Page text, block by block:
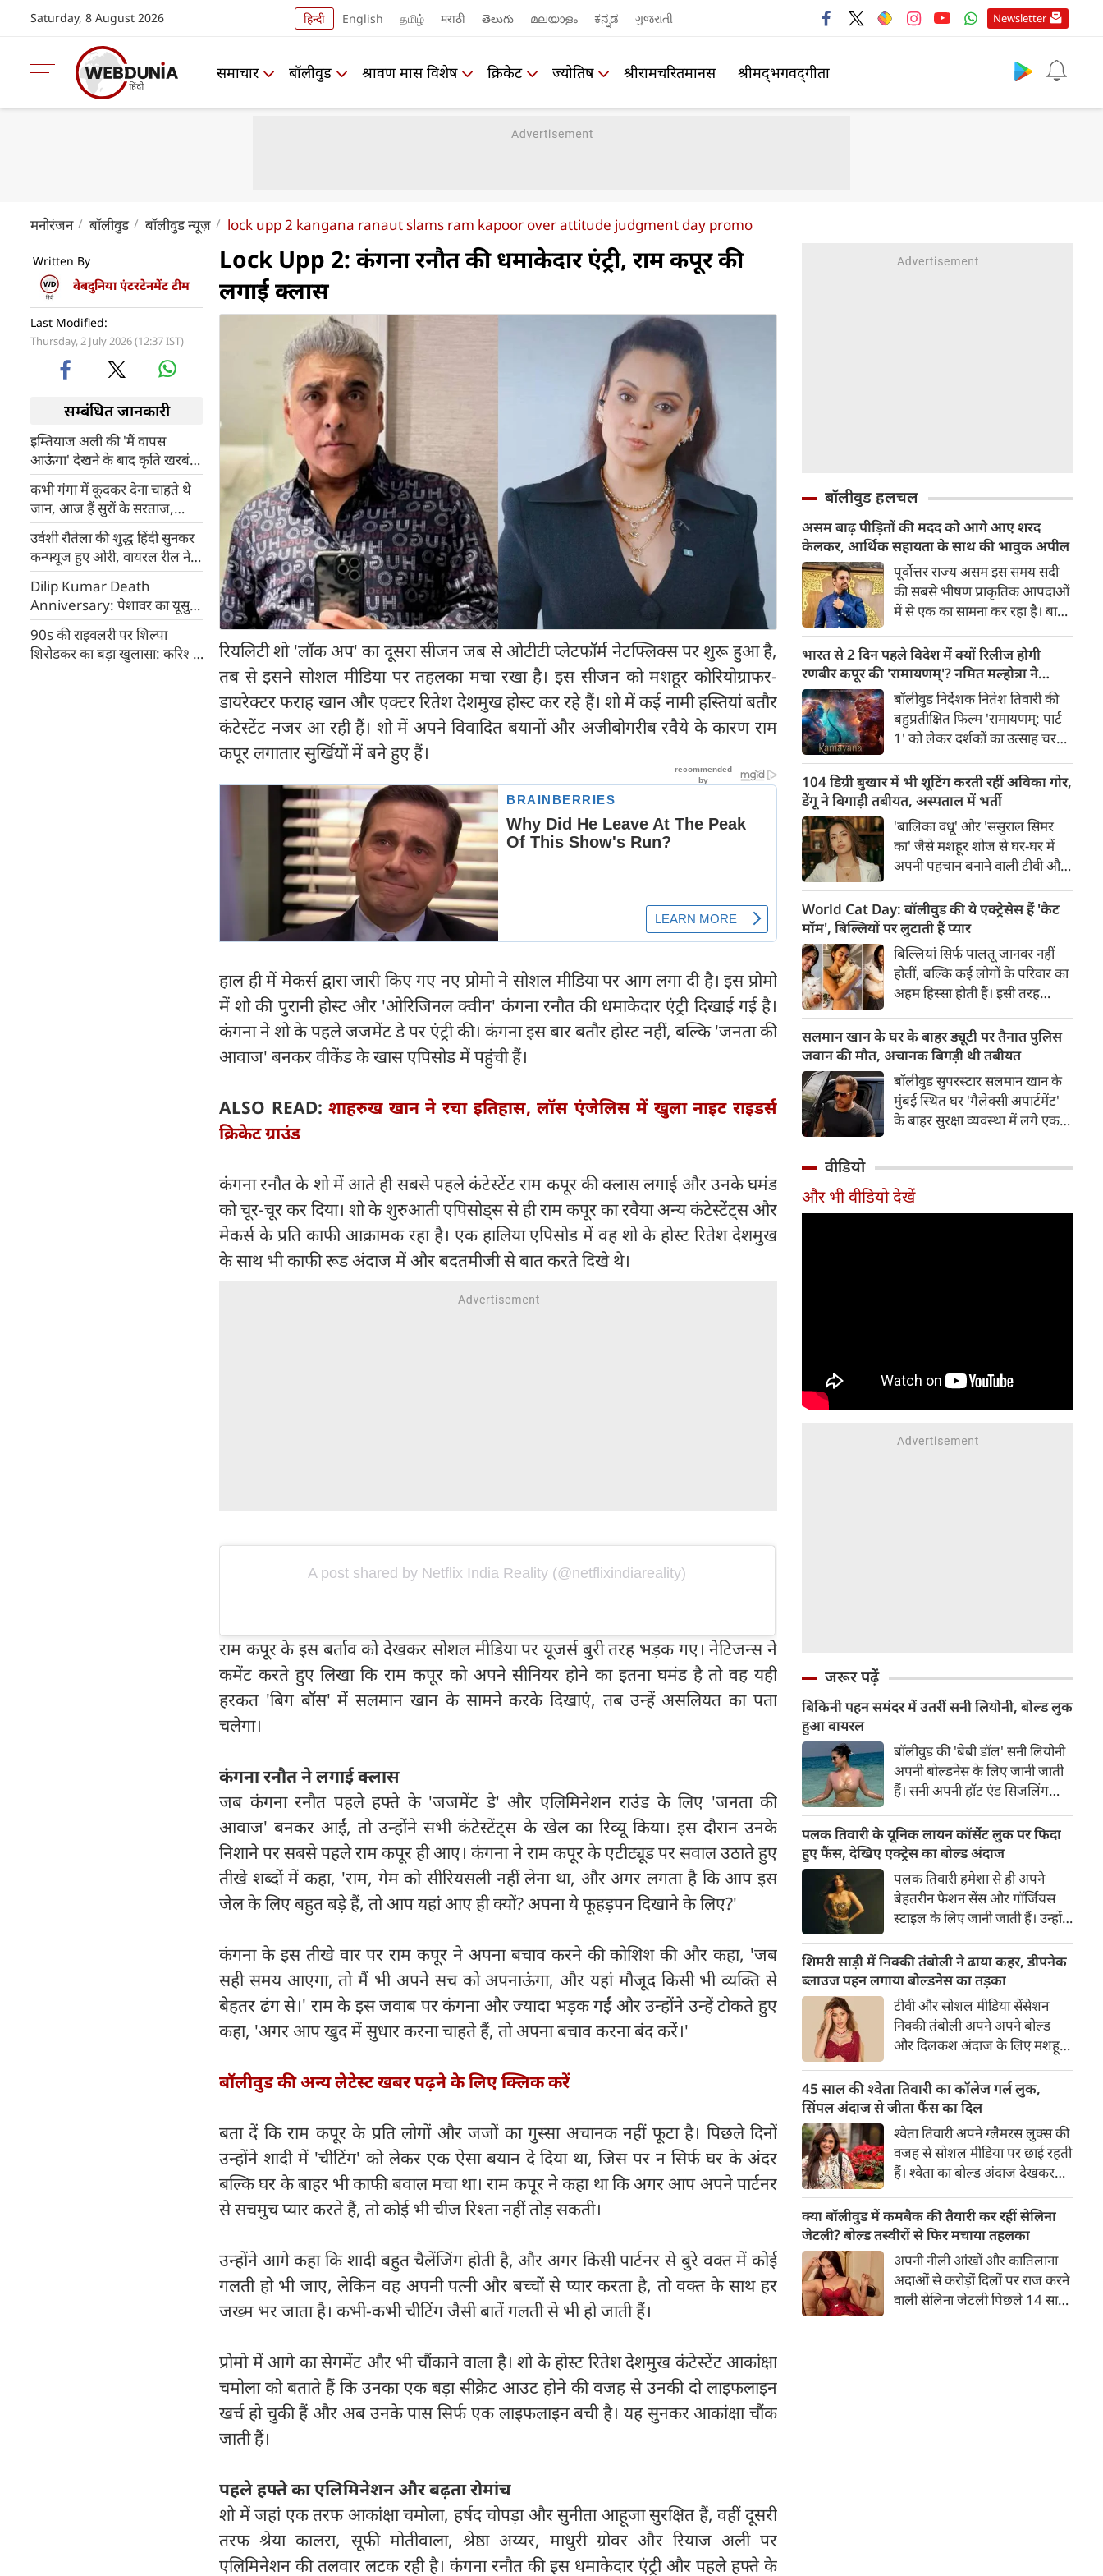
Saturday, 8 August 2026 हिन्दी English தமிழ் मराठी తెలుగు മലയാളം ಕನ್ನಡ ગુજરાતી Newsletter
समाचार बॉलीवुड श्रावण मास विशेष क्रिकेट ज्योतिष श्रीरामचरितमानस श्रीमद्‍भगवद्‍गीता
मनोरंजन बॉलीवुड बॉलीवुड न्यूज़ lock upp 2 kangana ranaut slams ram kapoor over attitude judgment day promo
Written By
वेबदुनिया एंटरटेनमेंट टीम
Last Modified:
Thursday, 2 July 2026 (12:37 IST)
सम्बंधित जानकारी
इम्तियाज अली की 'मैं वापस
आऊंगा' देखने के बाद कृति खरबंदा
ने लिखा भावुक नोट, कहा - घर की
याद मिल गई
कभी गंगा में कूदकर देना चाहते थे
जान, आज हैं सुरों के सरताज,
कैलाश खेर के संघर्ष की अनसुनी
दास्तां
उर्वशी रौतेला की शुद्ध हिंदी सुनकर
कन्फ्यूज हुए ओरी, वायरल रील ने
जीता फैंस का दिल
Dilip Kumar Death
Anniversary: पेशावर का यूसुफ
खान कैसे बना बॉलीवुड का 'ट्रेजेडी
किंग'?
90s की राइवलरी पर शिल्पा
शिरोडकर का बड़ा खुलासा: करिश्मा
Lock Upp 2: कंगना रनौत की धमाकेदार एंट्री, राम कपूर की
लगाई क्लास
रियलिटी शो 'लॉक अप' का दूसरा सीजन जब से ओटीटी प्लेटफॉर्म नेटफ्लिक्स पर शुरू हुआ है,
तब से इसने सोशल मीडिया पर तहलका मचा रखा है। इस सीजन को मशहूर कोरियोग्राफर-
डायरेक्टर फराह खान और एक्टर रितेश देशमुख होस्ट कर रहे हैं। शो में कई नामी हस्तियां बतौर
कंटेस्टेंट नजर आ रही हैं। शो में अपने विवादित बयानों और अजीबोगरीब रवैये के कारण राम
कपूर लगातार सुर्खियों में बने हुए हैं।
हाल ही में मेकर्स द्वारा जारी किए गए नए प्रोमो ने सोशल मीडिया पर आग लगा दी है। इस प्रोमो
में शो की पुरानी होस्ट और 'ओरिजिनल क्वीन' कंगना रनौत की धमाकेदार एंट्री दिखाई गई है।
कंगना ने शो के पहले जजमेंट डे पर एंट्री की। कंगना इस बार बतौर होस्ट नहीं, बल्कि 'जनता की
आवाज' बनकर वीकेंड के खास एपिसोड में पहुंची हैं।
ALSO READ:शाहरुख खान ने रचा इतिहास, लॉस एंजेलिस में खुला नाइट राइडर्स
क्रिकेट ग्राउंड
कंगना रनौत के शो में आते ही सबसे पहले कंटेस्टेंट राम कपूर की क्लास लगाई और उनके घमंड
को चूर-चूर कर दिया। शो के शुरुआती एपिसोड्स से ही राम कपूर का रवैया अन्य कंटेस्टेंट्स और
मेकर्स के प्रति काफी आक्रामक रहा है। एक हालिया एपिसोड में वह शो के होस्ट रितेश देशमुख
के साथ भी काफी रूड अंदाज में और बदतमीजी से बात करते दिखे थे।
A post shared by Netflix India Reality (@netflixindiareality)
राम कपूर के इस बर्ताव को देखकर सोशल मीडिया पर यूजर्स बुरी तरह भड़क गए। नेटिजन्स ने
कमेंट करते हुए लिखा कि राम कपूर को अपने सीनियर होने का इतना घमंड है तो वह यही
हरकत 'बिग बॉस' में सलमान खान के सामने करके दिखाएं, तब उन्हें असलियत का पता
चलेगा।
कंगना रनौत ने लगाई क्लास
जब कंगना रनौत पहले हफ्ते के 'जजमेंट डे' और एलिमिनेशन राउंड के लिए 'जनता की
आवाज' बनकर आईं, तो उन्होंने सभी कंटेस्टेंट्स के खेल का रिव्यू किया। इस दौरान उनके
निशाने पर सबसे पहले राम कपूर ही आए। कंगना ने राम कपूर के एटीट्यूड पर सवाल उठाते हुए
तीखे शब्दों में कहा, 'राम, गेम को सीरियसली नहीं लेना था, और अगर लगता है कि आप इस
जेल के लिए बहुत बड़े हैं, तो आप यहां आए ही क्यों? अपना ये फूहड़पन दिखाने के लिए?'
कंगना के इस तीखे वार पर राम कपूर ने अपना बचाव करने की कोशिश की और कहा, 'जब
सही समय आएगा, तो मैं भी अपने सच को अपनाऊंगा, और यहां मौजूद किसी भी व्यक्ति से
बेहतर ढंग से।' राम के इस जवाब पर कंगना और ज्यादा भड़क गईं और उन्होंने उन्हें टोकते हुए
कहा, 'अगर आप खुद में सुधार करना चाहते हैं, तो अपना बचाव करना बंद करें।'
बॉलीवुड की अन्य लेटेस्ट खबर पढ़ने के लिए क्लिक करें
बता दें कि राम कपूर के प्रति लोगों और जजों का गुस्सा अचानक नहीं फूटा है। पिछले दिनों
उन्होंने शादी में 'चीटिंग' को लेकर एक ऐसा बयान दे दिया था, जिस पर न सिर्फ घर के अंदर
बल्कि घर के बाहर भी काफी बवाल मचा था। राम कपूर ने कहा था कि अगर आप अपने पार्टनर
से सचमुच प्यार करते हैं, तो कोई भी चीज रिश्ता नहीं तोड़ सकती।
उन्होंने आगे कहा कि शादी बहुत चैलेंजिंग होती है, और अगर किसी पार्टनर से बुरे वक्त में कोई
गलती हो भी जाए, लेकिन वह अपनी पत्नी और बच्चों से प्यार करता है, तो वक्त के साथ हर
जख्म भर जाता है। कभी-कभी चीटिंग जैसी बातें गलती से भी हो जाती हैं।
प्रोमो में आगे का सेगमेंट और भी चौंकाने वाला है। शो के होस्ट रितेश देशमुख कंटेस्टेंट आकांक्षा
चमोला को बताते हैं कि उनका एक बड़ा सीक्रेट आउट होने की वजह से उनकी दो लाइफलाइन
खर्च हो चुकी हैं और अब उनके पास सिर्फ एक लाइफलाइन बची है। यह सुनकर आकांक्षा चौंक
जाती हैं।
पहले हफ्ते का एलिमिनेशन और बढ़ता रोमांच
शो में जहां एक तरफ आकांक्षा चमोला, हर्षद चोपड़ा और सुनीता आहूजा सुरक्षित हैं, वहीं दूसरी
तरफ श्रेया कालरा, सूफी मोतीवाला, श्रेष्ठा अय्यर, माधुरी ग्रोवर और रियाज अली पर
एलिमिनेशन की तलवार लटक रही है। कंगना रनौत की इस धमाकेदार एंट्री और पहले हफ्ते के
बॉलीवुड हलचल
असम बाढ़ पीड़ितों की मदद को आगे आए शरद
केलकर, आर्थिक सहायता के साथ की भावुक अपील
पूर्वोत्तर राज्य असम इस समय सदी
की सबसे भीषण प्राकृतिक आपदाओं
में से एक का सामना कर रहा है। बाढ़
को अस्त-व्यस्त कर दिया है। जहां
एक तरफ राज्य के कई जिले पानी में
डूब चुके हैं और लोग बुनियादी चीज़ों
के लिए तरस रहे हैं, वहीं दूसरी तरफ
इस मुश्किल समय में मनोरंजन जगत
से मदद के हाथ भी आगे बढ़ने लगे हैं।
भारत से 2 दिन पहले विदेश में क्यों रिलीज होगी
रणबीर कपूर की 'रामायणम्'? नमित मल्होत्रा ने
बताया रिलीज प्लानबॉलीवुड निर्देशक नितेश तिवारी की
बहुप्रतीक्षित फिल्म 'रामायणम्: पार्ट
1' को लेकर दर्शकों का उत्साह चरम
ट्रेलर के बाद हाल ही में जारी किए गए
अंग्रेजी ट्रेलर ने बॉक्स ऑफिस और
सोशल मीडिया पर तहलका मचा दिया
है।
104 डिग्री बुखार में भी शूटिंग करती रहीं अविका गोर,
डेंगू ने बिगाड़ी तबीयत, अस्पताल में भर्ती
'बालिका वधू' और 'ससुराल सिमर
का' जैसे मशहूर शोज से घर-घर में
अपनी पहचान बनाने वाली टीवी और
शॉकिंग खबर सामने आई है। पिछले
पांच दिनों से 103-104 डिग्री के
खतरनाक बुखार से जूझ रहीं अविका
को डेंगू की पुष्टि होने के बाद मुंबई के
एक अस्पताल में भर्ती कराया गया है।
World Cat Day: बॉलीवुड की ये एक्ट्रेसेस हैं 'कैट
मॉम', बिल्लियों पर लुटाती हैं प्यार
बिल्लियां सिर्फ पालतू जानवर नहीं
होतीं, बल्कि कई लोगों के परिवार का
अहम हिस्सा होती हैं। इसी तरह
अपनी प्यारी बिल्लियों के साथ खास
रिश्ता साझा करती हैं और अक्सर
सोशल मीडिया पर उनके साथ बिताए
खूबसूरत पल फैंस के साथ शेयर
करती हैं। फिलहाल 'वर्ल्ड कैट डे' के
मौके पर आइए जानते हैं उन पांच
को 'कैट मॉम' कहती हैं।
सलमान खान के घर के बाहर ड्यूटी पर तैनात पुलिस
जवान की मौत, अचानक बिगड़ी थी तबीयत
बॉलीवुड सुपरस्टार सलमान खान के
मुंबई स्थित घर 'गैलेक्सी अपार्टमेंट'
के बाहर सुरक्षा व्यवस्था में लगे एक
कांस्टेबल गणेश रायते के रूप में हुई
है। वह मुंबई पुलिस की लोकल आर्म्स
वीडियो
और भी वीडियो देखें
जरूर पढ़ें
बिकिनी पहन समंदर में उतरीं सनी लियोनी, बोल्ड लुक
हुआ वायरल
बॉलीवुड की 'बेबी डॉल' सनी लियोनी
अपनी बोल्डनेस के लिए जानी जाती
हैं। सनी अपनी हॉट एंड सिजलिंग
रहती हैं। फैंस सनी लियोनी की तस्वीरों
का बेसब्री से इंतजार करते हैं। इस बार
सनी लियोनी ने मालदीव वेकेशन से
अपनी कुछ बोल्ड तस्वीरें शेयर की है।
पलक तिवारी के यूनिक लायन कॉर्सेट लुक पर फिदा
हुए फैंस, देखिए एक्ट्रेस का बोल्ड अंदाज
पलक तिवारी हमेशा से ही अपने
बेहतरीन फैशन सेंस और गॉर्जियस
स्टाइल के लिए जानी जाती हैं। उन्होंने
फिर फैंस का दिल जीत लिया है।
पलक ने एक बेहद यूनीक और
स्टाइलिश गोल्डन कॉर्सेट टॉप में
अपनी कुछ तस्वीरें शेयर की है।
शिमरी साड़ी में निक्की तंबोली ने ढाया कहर, डीपनेक
ब्लाउज पहन लगाया बोल्डनेस का तड़का
टीवी और सोशल मीडिया सेंसेशन
निक्की तंबोली अपने अपने बोल्ड
और दिलकश अंदाज के लिए मशहूर
इंटरनेट पर तहलका मचाती रहती हैं।
इस बार निक्की ने मरून कलर की
साड़ी में अपनी कुछ सुपर सिजलिंग
तस्वीरें शेयर की है। खूबसूरत शिमरी
साड़ी में निक्की की अदाएं देखने
लायक है।
45 साल की श्वेता तिवारी का कॉलेज गर्ल लुक,
सिंपल अंदाज से जीता फैंस का दिल
श्वेता तिवारी अपने ग्लैमरस लुक्स की
वजह से सोशल मीडिया पर छाई रहती
हैं। श्वेता का बोल्ड अंदाज देखकर
बच्चों की मां हैं। 45 साल की श्वेता
तिवारी की तस्वीरों पर फैंस जमकर
प्यार लुटाते हैं। इस बार श्वेता तिवारी
ने वेकेशन से अपनी कुछ तस्वीरें शेयर
की है।
क्या बॉलीवुड में कमबैक की तैयारी कर रहीं सेलिना
जेटली? बोल्ड तस्वीरों से फिर मचाया तहलका
अपनी नीली आंखों और कातिलाना
अदाओं से करोड़ों दिलों पर राज करने
वाली सेलिना जेटली पिछले 14 साल